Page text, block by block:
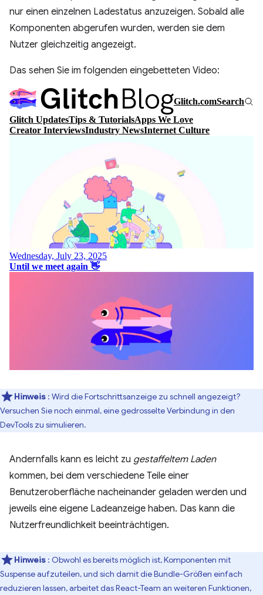
nur einen einzelnen Ladestatus anzuzeigen. Sobald alle
Komponenten abgerufen wurden, werden sie dem
Nutzer gleichzeitig angezeigt.
Das sehen Sie im folgenden eingebetteten Video:
Hinweis : Wird die Fortschrittsanzeige zu schnell angezeigt?
Versuchen Sie noch einmal, eine gedrosselte Verbindung in den
DevTools zu simulieren.
Andernfalls kann es leicht zu gestaffeltem Laden
kommen, bei dem verschiedene Teile einer
Benutzeroberfläche nacheinander geladen werden und
jeweils eine eigene Ladeanzeige haben. Das kann die
Nutzerfreundlichkeit beeinträchtigen.
Hinweis : Obwohl es bereits möglich ist, Komponenten mit
Suspense aufzuteilen, und sich damit die Bundle-Größen einfach
reduzieren lassen, arbeitet das React-Team an weiteren Funktionen,